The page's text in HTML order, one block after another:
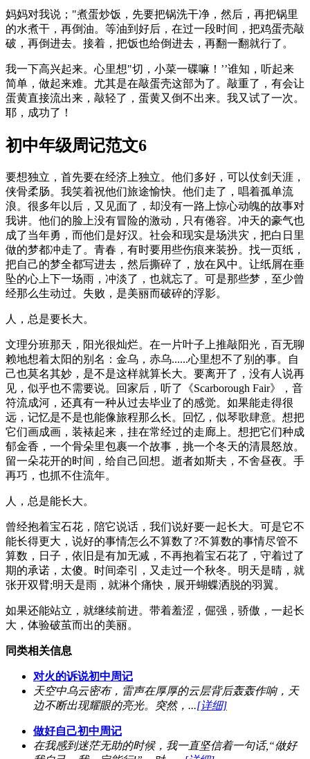
妈妈对我说；"煮蛋炒饭，先要把锅洗干净，然后，再把锅里
的水煮干，再倒油。等油到好后，在过一段时间，把鸡蛋壳敲
破，再倒进去。接着，把饭也给倒进去，再翻一翻就行了。
我一下高兴起来。心里想"切，小菜一碟嘛！’’谁知，听起来
简单，做起来难。尤其是在敲蛋壳这部为了。敲重了，有会让
蛋黄直接流出来，敲轻了，蛋黄又倒不出来。我又试了一次。
耶，成功了！
初中年级周记范文6
要想独立，首先要在经济上独立。他们多好，可以仗剑天涯，
侠骨柔肠。我笑着祝他们旅途愉快。他们走了，唱着孤单流
浪。很多年以后，又见面了，却没有一路上惊心动魄的故事对
我讲。他们的脸上没有冒险的激动，只有倦容。冲天的豪气也
成了当年勇，而他们是好汉。社会和现实是场洪灾，把白日里
做的梦都冲走了。青春，有时要用些伤痕来装扮。找一页纸，
把自己的梦全都写进去，然后撕碎了，放在风中。让纸屑在垂
坠的心上下一场雨，冲淡了，也就忘了。可是那些梦，至少曾
经那么生动过。失败，是美丽而破碎的浮影。
人，总是要长大。
文理分班那天，阳光很灿烂。在一片叶子上推敲阳光，百无聊
赖地想着太阳的别名：金乌，赤乌......心里想不了别的事。自
己也莫名其妙，是不是这样就算长大。要离开了，没有人说再
见，似乎也不需要说。回家后，听了《Scarborough Fair》，音
符流成河，还真有一种从过去毕业了的感觉。如果能走得很
远，记忆是不是也能像旅程那么长。回忆，似琴歌肆意。想把
它们画成画，装裱起来，挂在常经过的走廊上。想把它们种成
郁金香，一个骨朵里包裹一个故事，挑一个冬天的清晨怒放。
留一朵花开的时间，给自己回想。逝者如斯夫，不舍昼夜。手
再巧，也抓不住流年。
人，总是能长大。
曾经抱着宝石花，陪它说话，我们说好要一起长大。可是它不
能长得更大，说好的事情怎么不算数了?不算数的事情尽管不
算数，日子，依旧是有加无减，不再抱着宝石花了，守着过了
期的承诺，太傻。时间牵引，又走过一个秋冬。明天是晴，就
张开双臂;明天是雨，就淋个痛快，展开蝴蝶洒脱的羽翼。
如果还能站立，就继续前进。带着羞涩，倔强，骄傲，一起长
大，体验破茧而出的美丽。
同类相关信息
对火的诉说初中周记
天空中乌云密布，雷声在厚厚的云层背后轰轰作响，天
边不断出现耀眼的亮光。突然，...[详细]
做好自己初中周记
在我感到迷茫无助的时候，我一直坚信着一句话,“做好